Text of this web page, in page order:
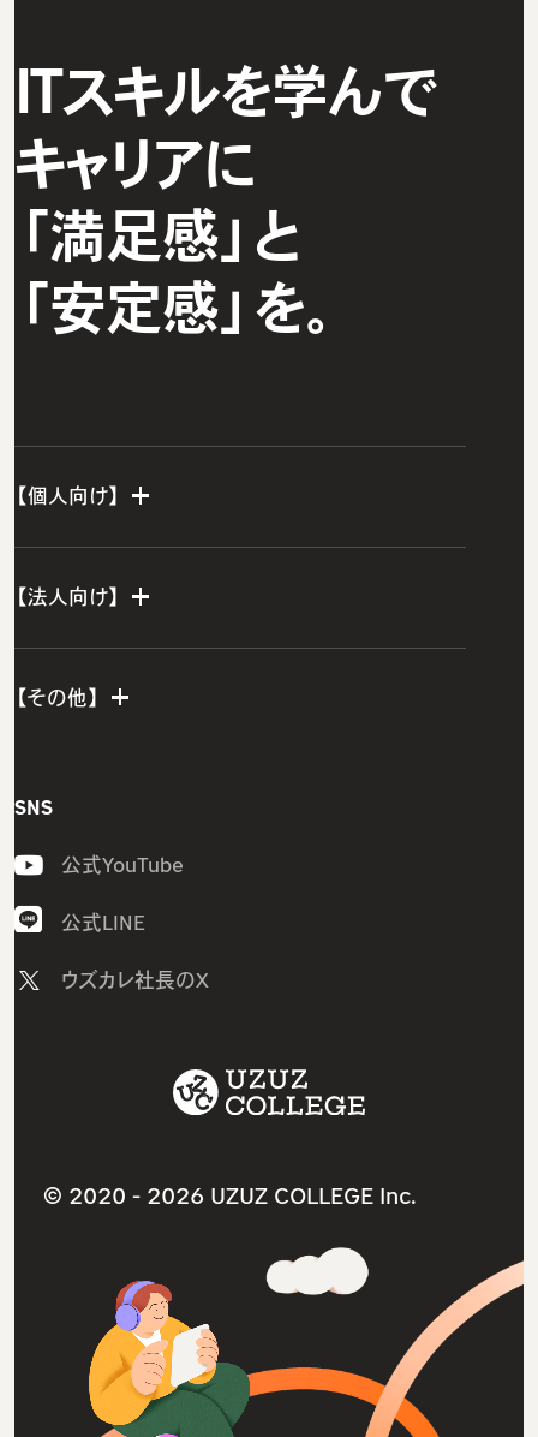
ITスキルを学んで
キャリアに
「満足感」と
「安定感」を。
【個人向け】
CCNAコース
LinuCコース
AWSコース
ウズカレマガジン（個人向け）
卒業生の就職先
【法人向け】
開発エンジニア研修
組込みエンジニア研修
AI研修
採用支援サービス
ウズカレマガジン（法人向け）
よくあるご質問（法人向け）
【その他】
メンバー紹介
採用情報
ニュース
ITスクールサービス
法人研修サービス
特定商取引法に基づく表記
参考書ダウンロードリンク
お問い合わせ
お問い合わせフォーム
SNS
公式YouTube
公式LINE
ウズカレ社長のX
© 2020 - 2026 UZUZ COLLEGE Inc.